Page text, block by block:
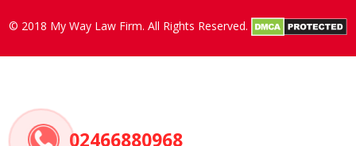
© 2018 My Way Law Firm. All Rights Reserved.
02466880968